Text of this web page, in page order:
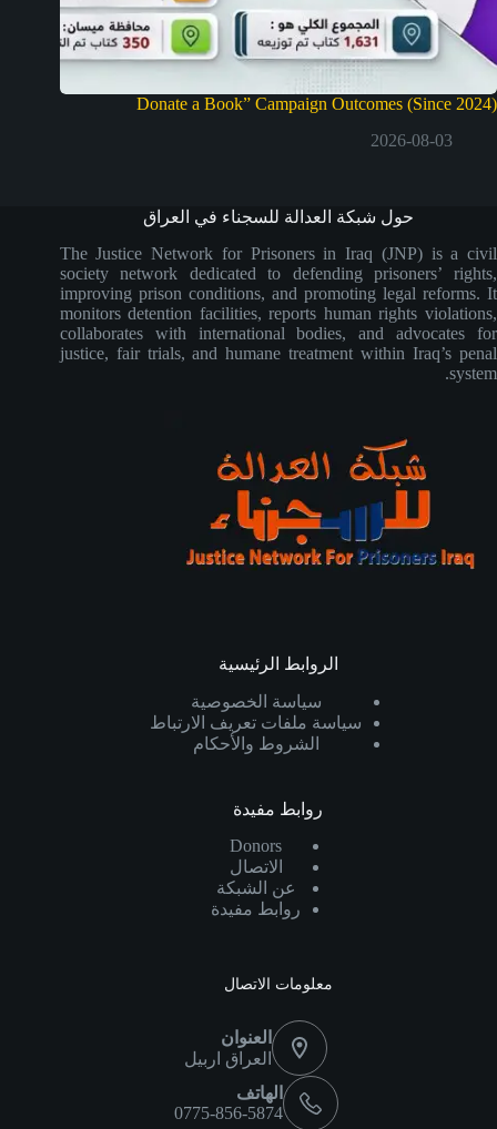
Donate a Book” Campaign Outcomes (Since 2024)
2026-08-03
حول شبكة العدالة للسجناء في العراق
The Justice Network for Prisoners in Iraq (JNP) is a civil
society network dedicated to defending prisoners’ rights,
improving prison conditions, and promoting legal reforms. It
monitors detention facilities, reports human rights violations,
collaborates with international bodies, and advocates for
justice, fair trials, and humane treatment within Iraq’s penal
system.
الروابط الرئيسية
سياسة الخصوصية
سياسة ملفات تعريف الارتباط
الشروط والأحكام
روابط مفيدة
Donors
الاتصال
عن الشبكة
روابط مفيدة
معلومات الاتصال
العنوان
العراق اربيل
الهاتف
0775-856-5874